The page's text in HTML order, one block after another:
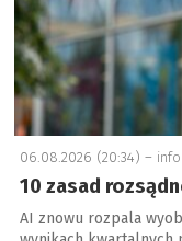
06.08.2026 (20:34) –
10 zasad
AI znowu rozpala